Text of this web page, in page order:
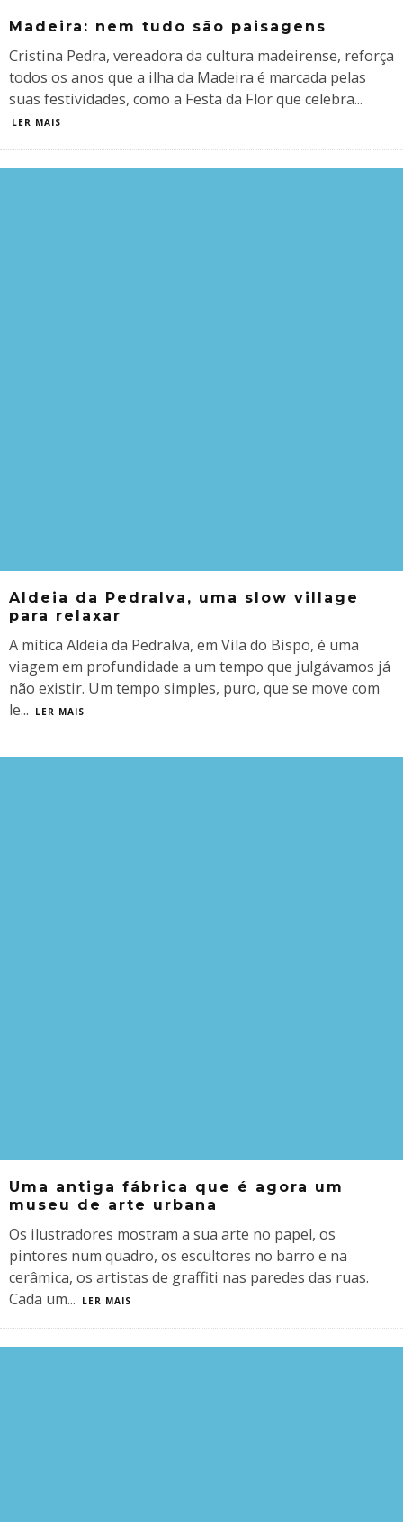
Madeira: nem tudo são paisagens
Cristina Pedra, vereadora da cultura madeirense, reforça
todos os anos que a ilha da Madeira é marcada pelas
suas festividades, como a Festa da Flor que celebra...
LER MAIS
Aldeia da Pedralva, uma slow village
para relaxar
A mítica Aldeia da Pedralva, em Vila do Bispo, é uma
viagem em profundidade a um tempo que julgávamos já
não existir. Um tempo simples, puro, que se move com
le... LER MAIS
Uma antiga fábrica que é agora um
museu de arte urbana
Os ilustradores mostram a sua arte no papel, os
pintores num quadro, os escultores no barro e na
cerâmica, os artistas de graffiti nas paredes das ruas.
Cada um... LER MAIS